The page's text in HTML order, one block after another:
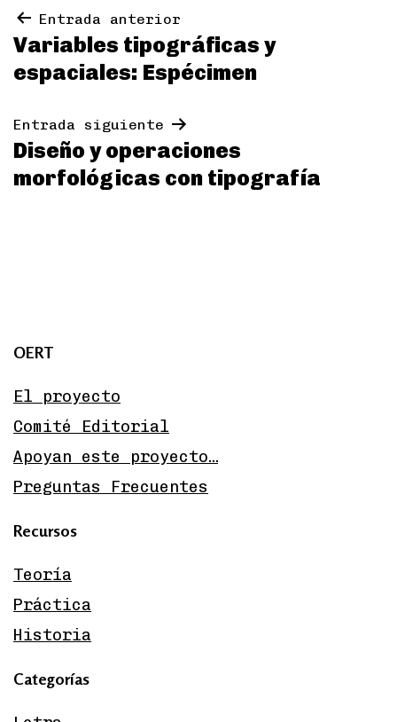
Navegación
de
Entrada anterior
Variables tipográficas y
espaciales: Espécimen
Entrada siguiente
Diseño y operaciones
morfológicas con tipografía
OERT
El proyecto
Comité Editorial
Apoyan este proyecto…
Preguntas Frecuentes
Recursos
Teoría
Práctica
Historia
Categorías